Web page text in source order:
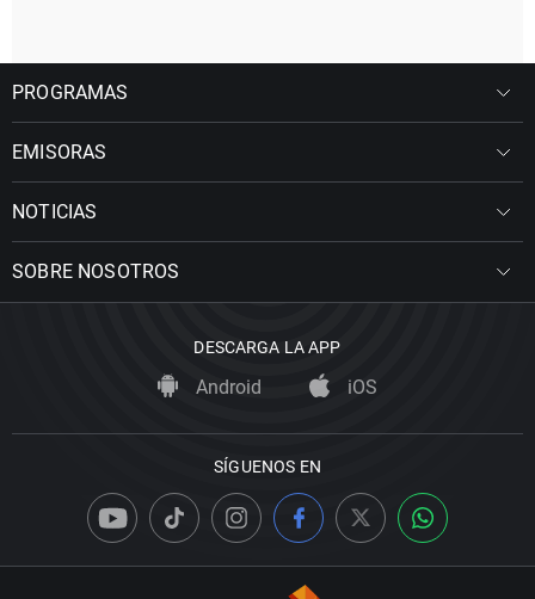
PROGRAMAS
EMISORAS
NOTICIAS
SOBRE NOSOTROS
DESCARGA LA APP
Android iOS
SÍGUENOS EN